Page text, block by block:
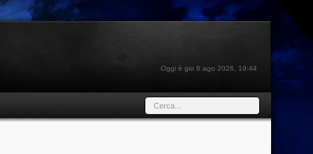
Oggi è gio 6 ago 2026, 19:44